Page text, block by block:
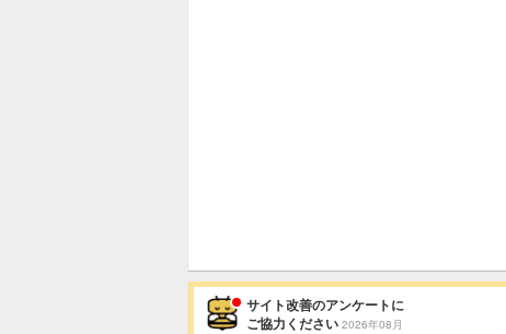
サイト改善のアンケートに
ご協力ください 2026年08月